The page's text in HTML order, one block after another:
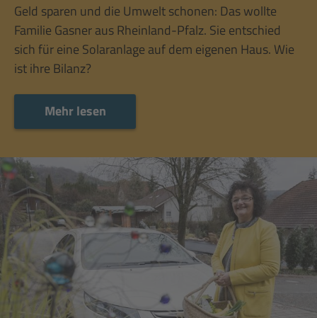
Geld sparen und die Umwelt schonen: Das wollte
Familie Gasner aus Rheinland-Pfalz. Sie entschied
sich für eine Solaranlage auf dem eigenen Haus. Wie
ist ihre Bilanz?
Mehr lesen